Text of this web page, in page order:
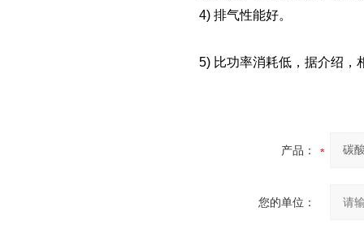
4) 排气性能好。
5) 比功率消耗低，据介绍，
产品：
您的单位：